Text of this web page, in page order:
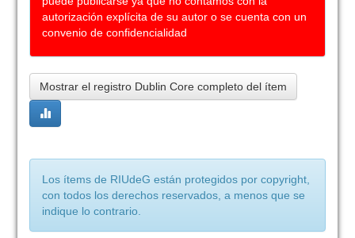
autorización explícita de su autor o se cuenta con un
convenio de confidencialidad
Mostrar el registro Dublin Core completo del ítem
Los ítems de RIUdeG están protegidos por copyright,
con todos los derechos reservados, a menos que se
indique lo contrario.